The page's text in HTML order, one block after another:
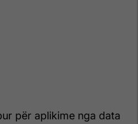
për aplikime nga data